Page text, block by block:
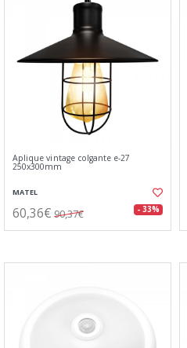
Aplique vintage colgante e-27
250x300mm
MATEL
60,36€ 90,37€ - 33%